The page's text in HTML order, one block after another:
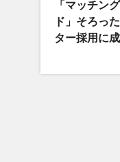
「マッチン
ド」そろっ
ター採用に